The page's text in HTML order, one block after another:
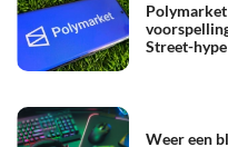
Street-hype
Weer een